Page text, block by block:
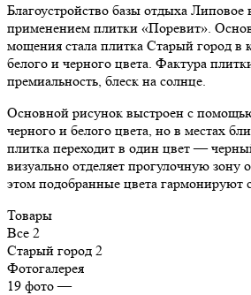
Благоустройство базы отдыха
применением плитки «Поревит».
мощения стала плитка Старый город в
белого и черного цвета. Фактура
премиальность, блеск на солнце.
Основной рисунок выстроен с
черного и белого цвета, но в местах
плитка переходит в один цвет —
визуально отделяет прогулочную зону
этом подобранные цвета гармонируют
Товары
Все 2
Старый город 2
Фотогалерея
19 фото—